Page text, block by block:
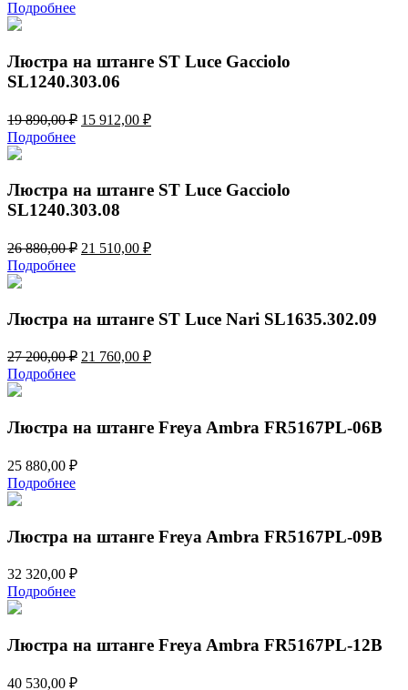
Подробнее
Люстра на штанге ST Luce Gacciolo
SL1240.303.06
19 890,00₽ Первоначальная
890,00 ₽.
15 912,00 ₽Текущая
Подробнее
Люстра на штанге ST Luce Gacciolo
SL1240.303.08
26 880,00₽ Первоначальная
21 510,00 ₽Текущая
Подробнее
Люстра на штанге ST Luce Nari SL1635.302.09
27 200,00₽ Первоначальная
200,00 ₽.
21 760,00 ₽Текущая
Подробнее
Люстра на штанге Freya Ambra FR5167PL-06B
25 880,00 ₽
Подробнее
Люстра на штанге Freya Ambra FR5167PL-09B
32 320,00 ₽
Подробнее
Люстра на штанге Freya Ambra FR5167PL-12B
40 530,00 ₽